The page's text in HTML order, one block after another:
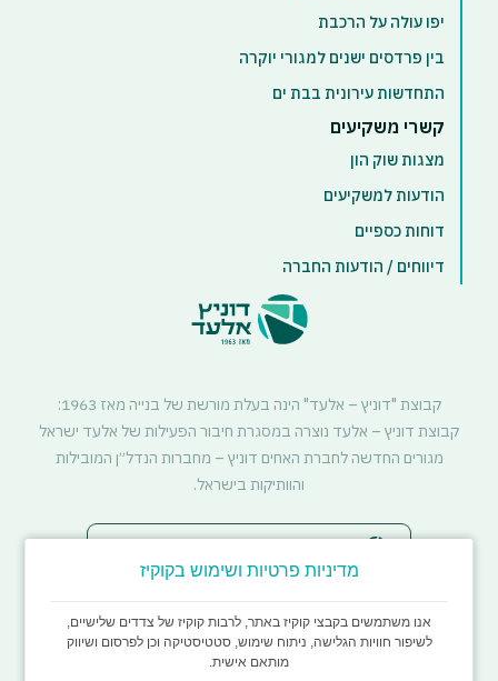
קבוצת "דוניץ – אלעד" הינה בעלת מורשת של בנייה מאז 1963:
קבוצת דוניץ – אלעד נוצרה במסגרת חיבור הפעילות של אלעד ישראל
מגורים החדשה לחברת האחים דוניץ – מחברות הנדל״ן המובילות
והוותיקות בישראל.
יפו עולה על הרכבת
בין פרדסים ישנים למגורי יוקרה
התחדשות עירונית בבת ים
קשרי משקיעים
מצגות שוק הון
הודעות למשקיעים
דוחות כספיים
דיווחים / הודעות החברה
מדיניות פרטיות ושימוש בקוקיז
אנו משתמשים בקבצי קוקיז באתר, לרבות קוקיז של צדדים שלישיים,
לשיפור חוויות הגלישה, ניתוח שימוש, סטטיסטיקה וכן לפרסום ושיווק
מותאם אישית.